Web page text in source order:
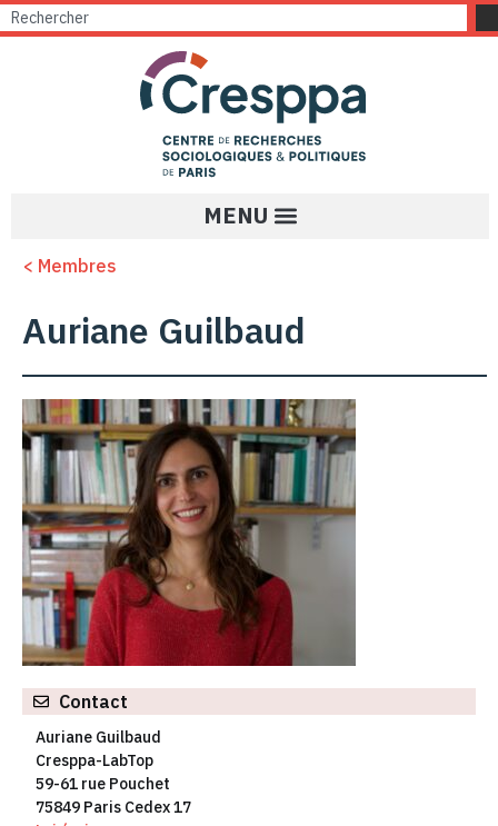
< Membres
Auriane Guilbaud
Contact
Auriane Guilbaud
Cresppa-LabTop
59-61 rue Pouchet
75849 Paris Cedex 17